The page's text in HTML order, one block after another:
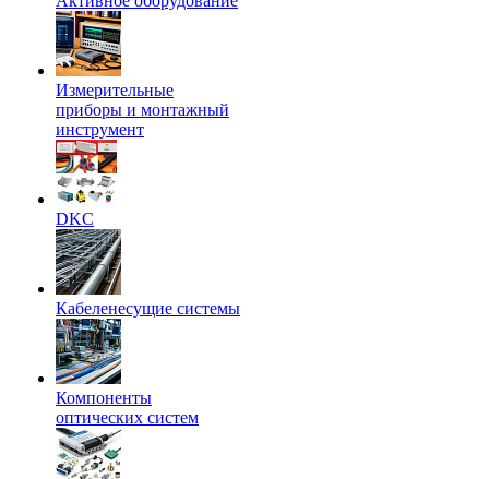
Измерительные
приборы и монтажный
инструмент
DKC
Кабеленесущие системы
Компоненты
оптических систем